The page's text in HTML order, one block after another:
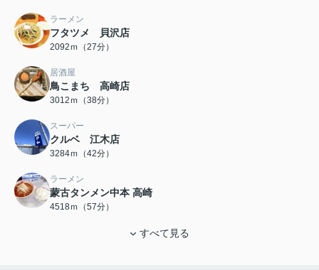
ラーメン
フタツメ 貝沢店
2092ｍ（27分）
居酒屋
鳥こまち 高崎店
3012ｍ（38分）
スーパー
クルベ 江木店
3284ｍ（42分）
ラーメン
蒙古タンメン中本 高崎
4518ｍ（57分）
すべて見る